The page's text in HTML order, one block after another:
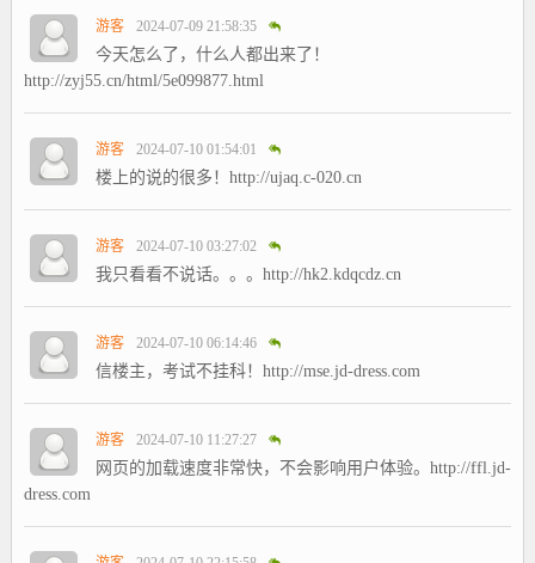
游客 2024-07-09 21:58:35
今天怎么了，什么人都出来了！
http://zyj55.cn/html/5e099877.html
游客 2024-07-10 01:54:01
楼上的说的很多！http://ujaq.c-020.cn
游客 2024-07-10 03:27:02
我只看看不说话。。。http://hk2.kdqcdz.cn
游客 2024-07-10 06:14:46
信楼主，考试不挂科！http://mse.jd-dress.com
游客 2024-07-10 11:27:27
网页的加载速度非常快，不会影响用户体验。http://ffl.jd-
dress.com